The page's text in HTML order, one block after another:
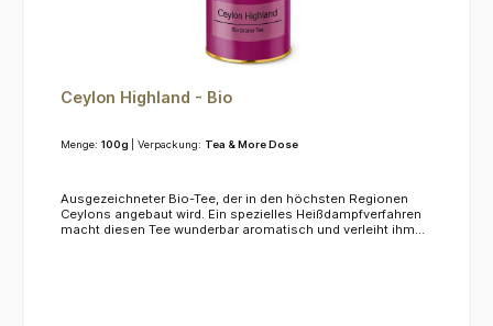
Ceylon Highland - Bio
Menge: 100g | Verpackung: Tea & More Dose
Ausgezeichneter Bio-Tee, der in den höchsten Regionen
Ceylons angebaut wird. Ein spezielles Heißdampfverfahren
macht diesen Tee wunderbar aromatisch und verleiht ihm